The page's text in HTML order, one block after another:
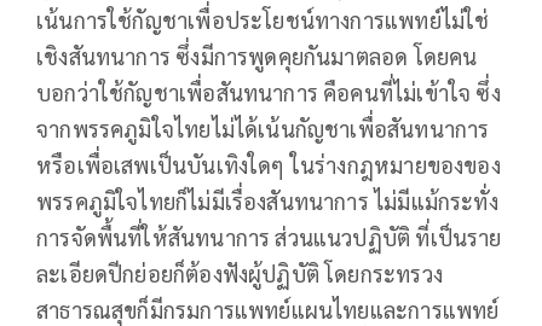
เน้นการใช้กัญชาเพื่อประโยชน์ทางการแพทย์ไม่ใช่
เชิงสันทนาการ ซึ่งมีการพูดคุยกันมาตลอด โดยคน
บอกว่าใช้กัญชาเพื่อสันทนาการ คือคนที่ไม่เข้าใจ ซึ่ง
จากพรรคภูมิใจไทยไม่ได้เน้นกัญชาเพื่อสันทนาการ
หรือเพื่อเสพเป็นบันเทิงใดๆ ในร่างกฎหมายของของ
พรรคภูมิใจไทยก็ไม่มีเรื่องสันทนาการ ไม่มีแม้กระทั่ง
การจัดพื้นที่ให้สันทนาการ ส่วนแนวปฏิบัติ ที่เป็นราย
ละเอียดปีกย่อยก็ต้องฟังผู้ปฏิบัติ โดยกระทรวง
สาธารณสุขก็มีกรมการแพทย์แผนไทยและการแพทย์